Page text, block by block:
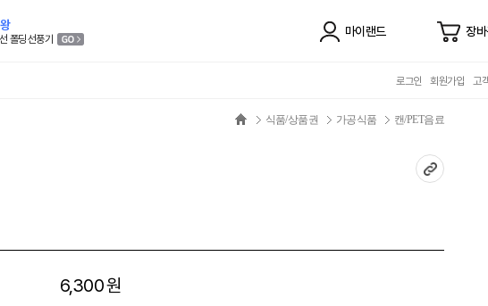
폴딩 선풍기
마이랜드 장
로그인 회원가입 고
식품/상품권 가공식품 캔/PET음료
6,300원